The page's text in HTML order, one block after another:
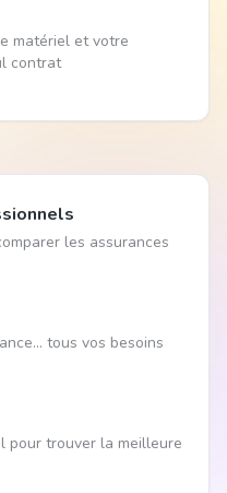
matériel et votre
contrat
les assurances
tous vos besoins
pour trouver la meilleure